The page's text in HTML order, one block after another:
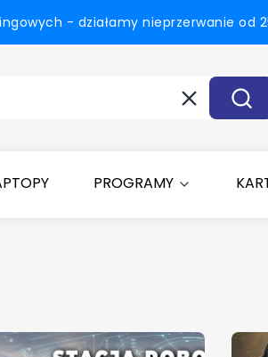
- działamy nieprzerwanie od
WyczyśćSzukaj
PROGRAMY